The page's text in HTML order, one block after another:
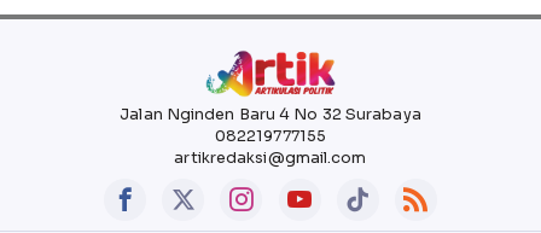
Jalan Nginden Baru 4 No 32 Surabaya
082219777155
artikredaksi@gmail.com